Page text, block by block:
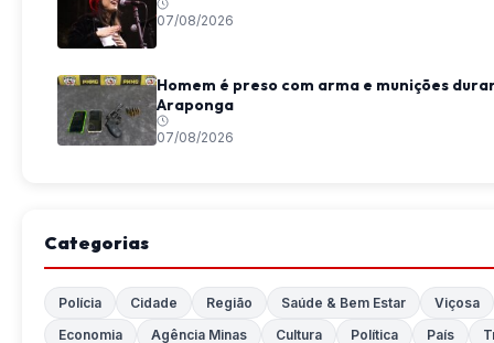
07/08/2026
Homem é preso com arma e munições
Araponga
07/08/2026
Categorias
Polícia Cidade Região Saúde & Bem Estar
Viçosa
Economia
Agência Minas Cultura Política País